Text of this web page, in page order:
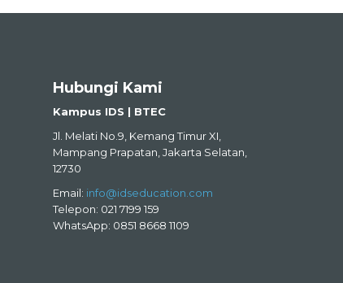
Hubungi Kami
Kampus IDS | BTEC
Jl. Melati No.9, Kemang Timur XI,
Mampang Prapatan, Jakarta Selatan,
12730
Email: info@idseducation.com
Telepon: 021 7199 159
WhatsApp: 0851 8668 1109